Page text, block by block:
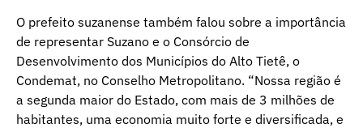
O prefeito suzanense também falou sobre a importância
de representar Suzano e o Consórcio de
Desenvolvimento dos Municípios do Alto Tietê, o
Condemat, no Conselho Metropolitano. “Nossa região é
a segunda maior do Estado, com mais de 3 milhões de
habitantes, uma economia muito forte e diversificada, e